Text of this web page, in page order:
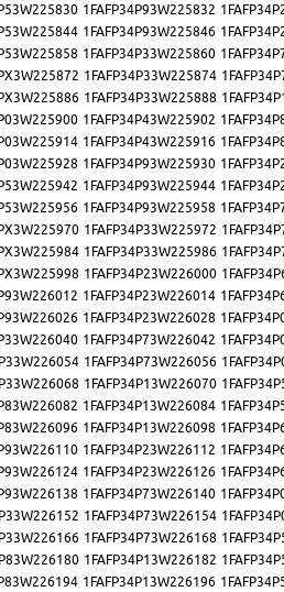
1FAFP34P93W225832
1FAFP34P93W225846
1FAFP34P33W225860
1FAFP34P33W225874
1FAFP34P33W225888
1FAFP34P43W225902
1FAFP34P43W225916
1FAFP34P93W225930
1FAFP34P93W225944
1FAFP34P93W225958
1FAFP34P33W225972
1FAFP34P33W225986
1FAFP34P23W226000
1FAFP34P23W226014
1FAFP34P23W226028
1FAFP34P73W226042
1FAFP34P73W226056
1FAFP34P13W226070
1FAFP34P13W226084
1FAFP34P13W226098
1FAFP34P23W226112
1FAFP34P23W226126
1FAFP34P73W226140
1FAFP34P73W226154
1FAFP34P73W226168
1FAFP34P13W226182
1FAFP34P13W226196